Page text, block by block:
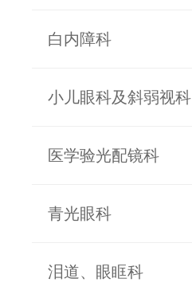
白内障科
小儿眼科及斜弱视科
医学验光配镜科
青光眼科
泪道、眼眶科